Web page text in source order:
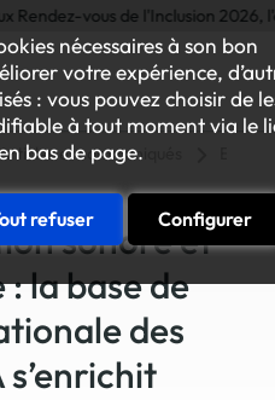
nécessaires à son bon
votre expérience,
: vous pouvez choisir de
à tout moment via le
bas de page.
refuser Configurer
Rendez-vous de l'Inclusion 2026,
et communiqués
sonore et
: la base de
des
s’enrichit